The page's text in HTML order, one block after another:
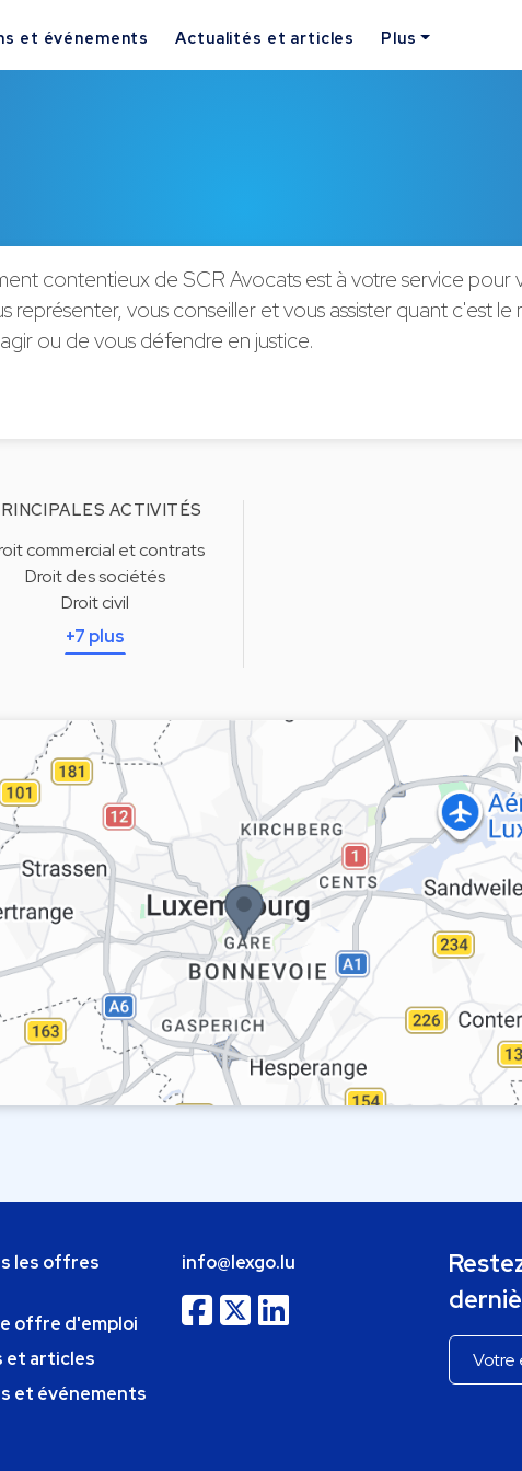
et événements Actualités et articles Plus
contentieux de SCR Avocats est à votre service pour
représenter, vous conseiller et vous assister quant c'est
ou de vous défendre en justice.
ACTIVITÉS
commercial et contrats
Droit des sociétés
Droit civil
+7 plus
les offres
offre d'emploi
et articles
et événements
info@lexgo.lu